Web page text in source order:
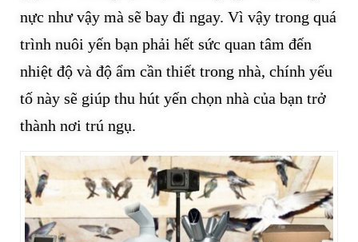
nực như vậy mà sẽ bay đi ngay. Vì vậy trong quá
trình nuôi yến bạn phải hết sức quan tâm đến
nhiệt độ và độ ẩm cần thiết trong nhà, chính yếu
tố này sẽ giúp thu hút yến chọn nhà của bạn trở
thành nơi trú ngụ.